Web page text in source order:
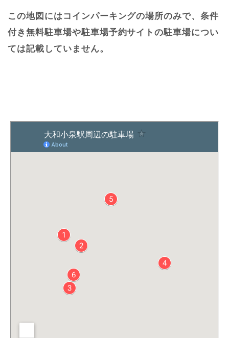
この地図にはコインパーキングの場所のみで、条件
付き無料駐車場や駐車場予約サイトの駐車場につい
ては記載していません。